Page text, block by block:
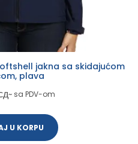
jakna sa skidajućom
plava
~ sa PDV-om
U KORPU